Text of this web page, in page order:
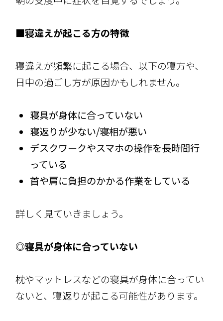
■寝違えが起こる方の特徴
寝違えが頻繁に起こる場合、以下の寝方や、
日中の過ごし方が原因かもしれません。
寝具が身体に合っていない
寝返りが少ない/寝相が悪い
デスクワークやスマホの操作を長時間行
っている
首や肩に負担のかかる作業をしている
詳しく見ていきましょう。
◎寝具が身体に合っていない
枕やマットレスなどの寝具が身体に合ってい
ないと、寝返りが起こる可能性があります。